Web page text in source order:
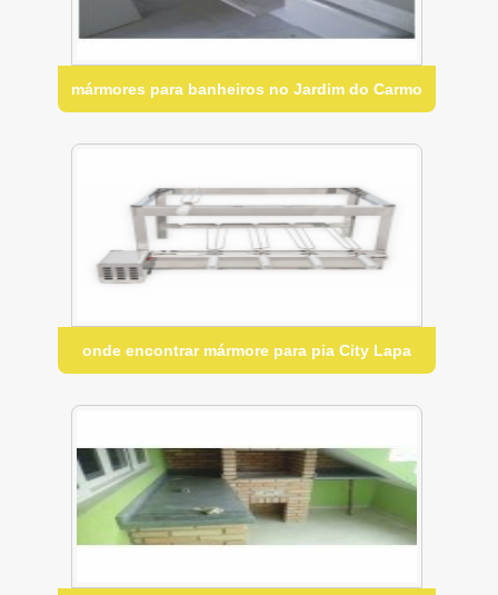
mármores para banheiros no Jardim do Carmo
onde encontrar mármore para pia City Lapa